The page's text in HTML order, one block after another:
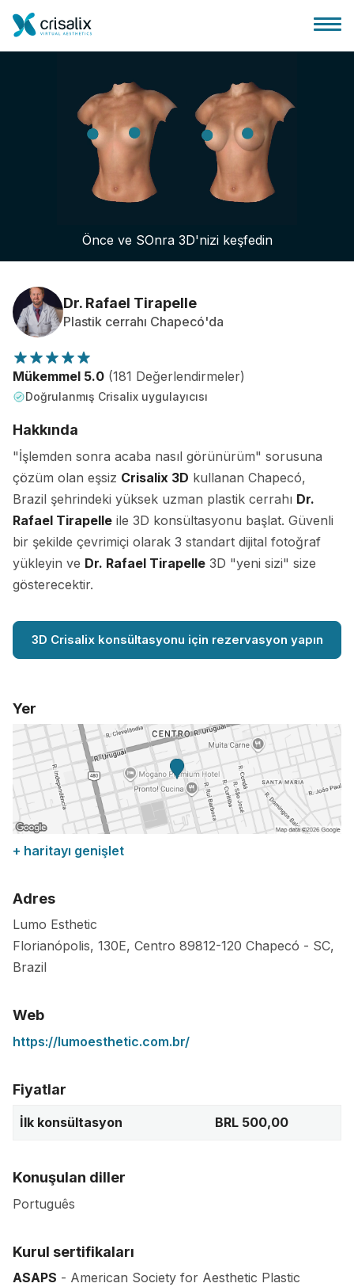
Cerrah ana sayfası
3D İş Platformu
Hasta incelemeleri
Önce ve SOnra 3D'nizi keşfedin
Dr. Rafael Tirapelle
Plastik cerrahı Chapecó'da
Mükemmel 5.0 (181 Değerlendirmeler)
Doğrulanmış Crisalix uygulayıcısı
Hakkında
"İşlemden sonra acaba nasıl görünürüm" sorusuna
çözüm olan eşsiz Crisalix 3D kullanan Chapecó,
Brazil şehrindeki yüksek uzman plastik cerrahı Dr.
Rafael Tirapelle ile 3D konsültasyonu başlat. Güvenli
bir şekilde çevrimiçi olarak 3 standart dijital fotoğraf
yükleyin ve Dr. Rafael Tirapelle 3D "yeni sizi" size
gösterecektir.
3D Crisalix konsültasyonu için rezervasyon yapın
Yer
+ haritayı genişlet
Adres
Lumo Esthetic
Florianópolis, 130E, Centro 89812-120 Chapecó - SC,
Brazil
Web
https://lumoesthetic.com.br/
Fiyatlar
İlk konsültasyon BRL 500,00
Konuşulan diller
Português
Kurul sertifikaları
ASAPS - American Society for Aesthetic Plastic